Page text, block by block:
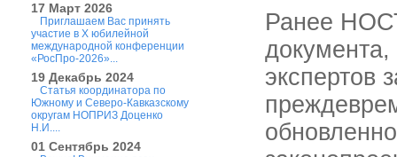
17 Март 2026
Приглашаем Вас принять
участие в X юбилейной
международной конференции
«РосПро-2026»...
19 Декабрь 2024
Статья координатора по
Южному и Северо-Кавказскому
округам НОПРИЗ Доценко
Н.И....
01 Сентябрь 2024
Ранее
экспертов